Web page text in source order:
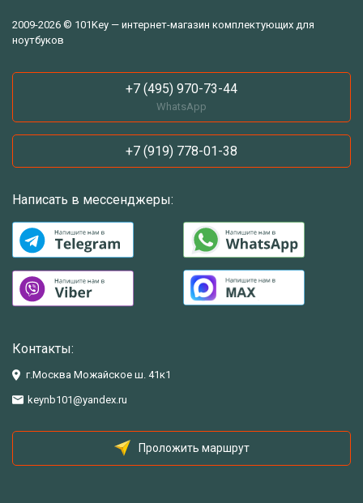
2009-2026 © 101Key — интернет-магазин комплектующих для
ноутбуков
+7 (495) 970-73-44
WhatsApp
+7 (919) 778-01-38
Написать в мессенджеры:
Контакты:
г.Москва Можайское ш. 41к1
keynb101@yandex.ru
Проложить маршрут